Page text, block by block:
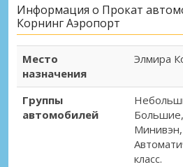
Информация о Прокат
Корнинг Аэропорт
Место
назначения
Элмира
Группы
автомобилей
класс.